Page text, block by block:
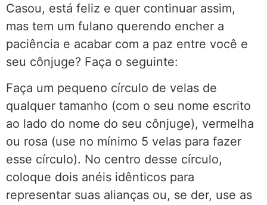
Casou, está feliz e quer continuar assim,
mas tem um fulano querendo encher a
paciência e acabar com a paz entre você e
seu cônjuge? Faça o seguinte:
Faça um pequeno círculo de velas de
qualquer tamanho (com o seu nome escrito
ao lado do nome do seu cônjuge), vermelha
ou rosa (use no mínimo 5 velas para fazer
esse círculo). No centro desse círculo,
coloque dois anéis idênticos para
representar suas alianças ou, se der, use as